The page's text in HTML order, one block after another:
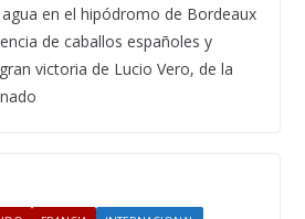
en el hipódromo de Bordeaux
de caballos españoles y
victoria de Lucio Vero, de la